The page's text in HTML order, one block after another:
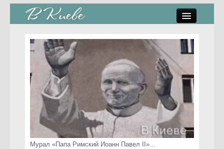
стрит-арт
коты Киева
скамейки
часы Киева
Мурал «Папа Римский Иоанн Павел II»...